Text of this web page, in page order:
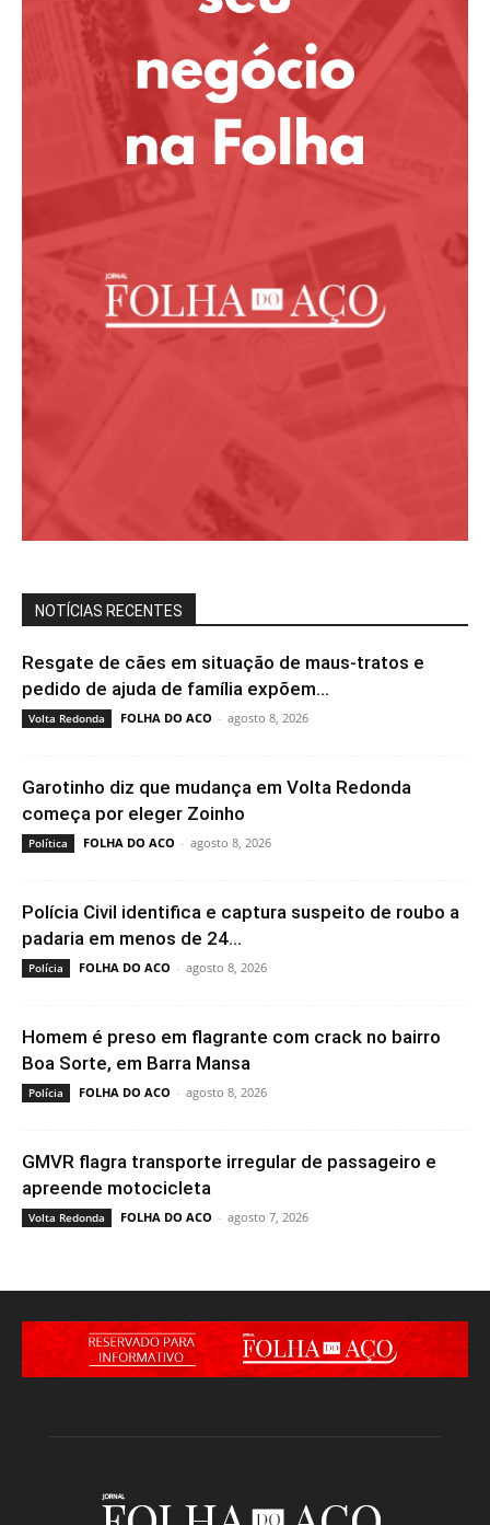
NOTÍCIAS RECENTES
Resgate de cães em situação de maus-tratos e
pedido de ajuda de família expõem...
Volta Redonda FOLHA DO ACO - agosto 8, 2026
Garotinho diz que mudança em Volta Redonda
começa por eleger Zoinho
Política FOLHA DO ACO - agosto 8, 2026
Polícia Civil identifica e captura suspeito de roubo a
padaria em menos de 24...
Polícia FOLHA DO ACO - agosto 8, 2026
Homem é preso em flagrante com crack no bairro
Boa Sorte, em Barra Mansa
Polícia FOLHA DO ACO - agosto 8, 2026
GMVR flagra transporte irregular de passageiro e
apreende motocicleta
Volta Redonda FOLHA DO ACO - agosto 7, 2026